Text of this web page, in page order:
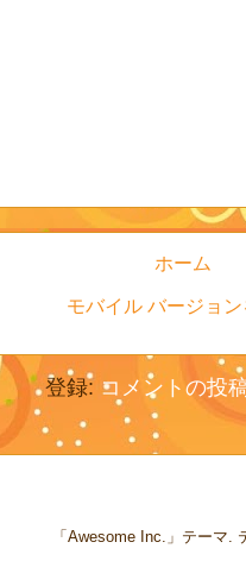
ホーム
モバイル バージョ
登録: コメントの投
「Awesome Inc.」テーマ.